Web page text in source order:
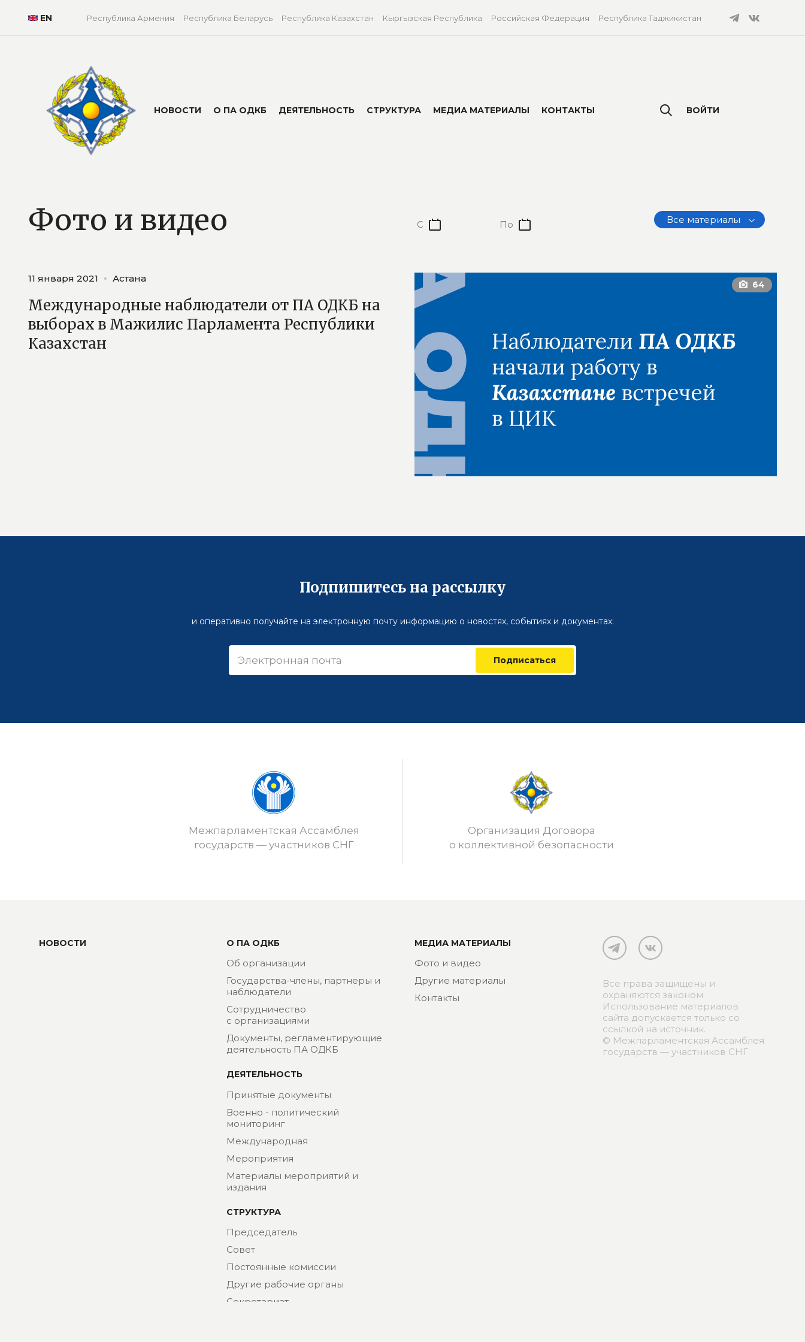
EN Республика Армения Республика Беларусь Республика Казахстан Кыргызская Республика Российская Федерация Республика Таджикистан
НОВОСТИ О ПА ОДКБ ДЕЯТЕЛЬНОСТЬ СТРУКТУРА МЕДИА МАТЕРИАЛЫ КОНТАКТЫ ВОЙТИ
Фото и видео Все материалы
11 января 2021 Астана
Международные наблюдатели от ПА ОДКБ на
выборах в Мажилис Парламента Республики
Казахстан
Подпишитесь на рассылку
и оперативно получайте на электронную почту информацию о новостях, событиях и документах:
Подписаться
Межпарламентская Ассамблея
государств — участников СНГ
Организация Договора
о коллективной безопасности
НОВОСТИ О ПА ОДКБ
Об организации
Государства-члены, партнеры и
наблюдатели
Сотрудничество
с организациями
Документы, регламентирующие
деятельность ПА ОДКБ
ДЕЯТЕЛЬНОСТЬ
Принятые документы
Военно - политический
мониторинг
Международная
Мероприятия
Материалы мероприятий и
издания
СТРУКТУРА
Председатель
Совет
Постоянные комиссии
Другие рабочие органы
Секретариат
МЕДИА МАТЕРИАЛЫ
Фото и видео
Другие материалы
Контакты
Все права защищены и
охраняются законом.
Использование материалов
сайта допускается только со
ссылкой на источник.
© Межпарламентская Ассамблея
государств — участников СНГ